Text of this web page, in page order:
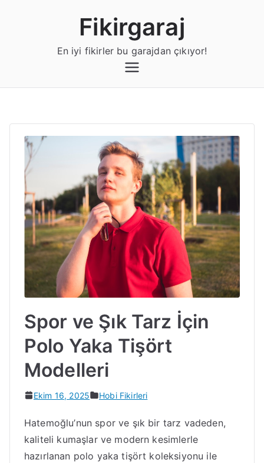
Fikirgaraj
En iyi fikirler bu garajdan çıkıyor!
Spor ve Şık Tarz İçin
Polo Yaka Tişört
Modelleri
Ekim 16, 2025 Hobi Fikirleri
Hatemoğlu’nun spor ve şık bir tarz vadeden,
kaliteli kumaşlar ve modern kesimlerle
hazırlanan polo yaka tişört koleksiyonu ile